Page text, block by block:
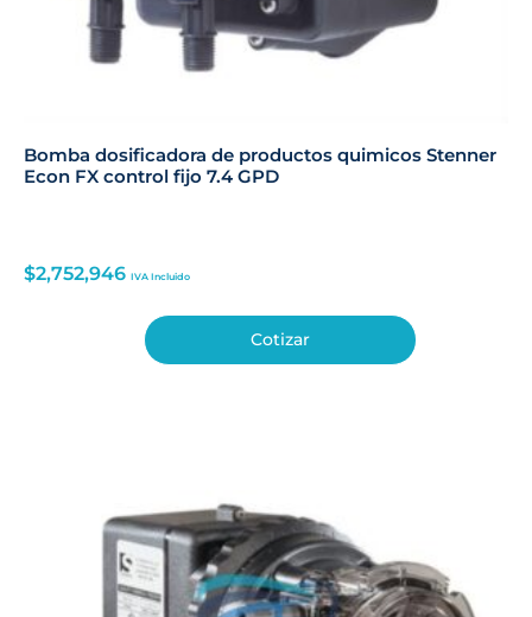
Bomba dosificadora de productos quimicos Stenner
Econ FX control fijo 7.4 GPD
$2,752,946 IVA Incluido
Cotizar